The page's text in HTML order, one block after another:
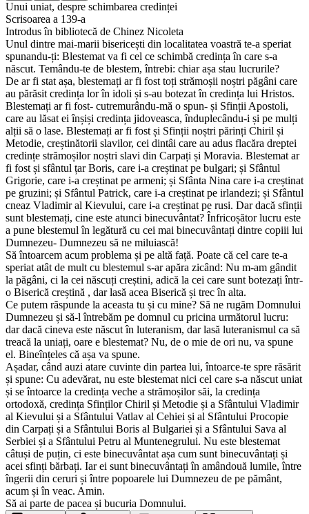
Unui uniat, despre schimbarea credinței
Scrisoarea a 139-a
Introdus în bibliotecă de Chinez Nicoleta
Unul dintre mai-marii bisericești din localitatea voastră te-a speriat
spunandu-ți: Blestemat va fi cel ce schimbă credința în care s-a
născut. Temându-te de blestem, întrebi: chiar așa stau lucrurile?
De ar fi stat așa, blestemați ar fi fost toți strămoșii noștri păgâni care
au părăsit credința lor în idoli și s-au botezat în credința lui Hristos.
Blestemați ar fi fost- cutremurându-mă o spun- și Sfinții Apostoli,
care au lăsat ei înșiși credința jidoveasca, înduplecându-i și pe mulți
alții să o lase. Blestemați ar fi fost și Sfinții noștri părinți Chiril și
Metodie, creștinătorii slavilor, cei dintâi care au adus flacăra dreptei
credințe strămoșilor noștri slavi din Carpați și Moravia. Blestemat ar
fi fost și sfântul țar Boris, care i-a creștinat pe bulgari; și Sfântul
Grigorie, care i-a creștinat pe armeni; și Sfânta Nina care i-a creștinat
pe gruzini; și Sfântul Patrick, care i-a creștinat pe irlandezi; și Sfântul
cneaz Vladimir al Kievului, care i-a creștinat pe rusi. Dar dacă sfinții
sunt blestemați, cine este atunci binecuvântat? Înfricoșător lucru este
a pune blestemul în legătură cu cei mai binecuvântați dintre copiii lui
Dumnezeu- Dumnezeu să ne miluiască!
Să întoarcem acum problema și pe altă față. Poate că cel care te-a
speriat atât de mult cu blestemul s-ar apăra zicând: Nu m-am gândit
la păgâni, ci la cei născuți creștini, adică la cei care sunt botezați într-
o Biserică creștină , dar lasă acea Biserică și trec în alta.
Ce putem răspunde la aceasta tu și cu mine? Să ne rugăm Domnului
Dumnezeu și să-l întrebăm pe domnul cu pricina următorul lucru:
dar dacă cineva este născut în luteranism, dar lasă luteranismul ca să
treacă la uniați, oare e blestemat? Nu, de o mie de ori nu, va spune
el. Bineînțeles că așa va spune.
Așadar, când auzi atare cuvinte din partea lui, întoarce-te spre răsărit
și spune: Cu adevărat, nu este blestemat nici cel care s-a născut uniat
și se întoarce la credința veche a strămoșilor săi, la credința
ortodoxă, credința Sfinților Chiril și Metodie și a Sfântului Vladimir
al Kievului și a Sfântului Vatlav al Cehiei și al Sfântului Procopie
din Carpați și a Sfântului Boris al Bulgariei și a Sfântului Sava al
Serbiei și a Sfântului Petru al Muntenegrului. Nu este blestemat
câtuși de puțin, ci este binecuvântat așa cum sunt binecuvântați și
acei sfinți bărbați. Iar ei sunt binecuvântați în amândouă lumile, între
îngerii din ceruri și între popoarele lui Dumnezeu de pe pământ,
acum și în veac. Amin.
Să ai parte de pacea și bucuria Domnului.